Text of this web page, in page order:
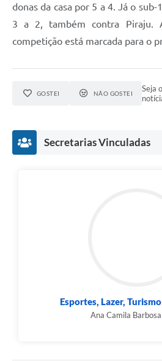
donas da casa por 5 a 4. Já o
3 a 2, também contra Piraju.
competição está marcada para o
GOSTEI NÃO GOSTEI
Seja
Secretarias Vinculadas
Esportes, Lazer,
Ana Camila